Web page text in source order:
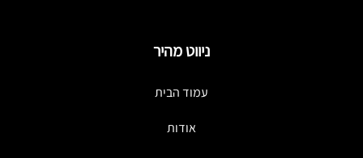
ניווט מהיר
עמוד הבית
אודות